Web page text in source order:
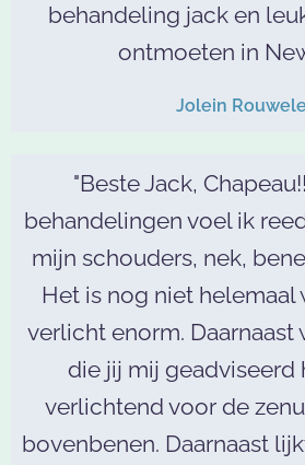
behandeling jack en
ontmoeten in
Jolein
"Beste Jack,
behandelingen voel ik
mijn schouders, nek,
Het is nog niet helemaal
verlicht enorm. Daarnaast
die jij mij geadviseerd
verlichtend voor de
bovenbenen. Daarnaast